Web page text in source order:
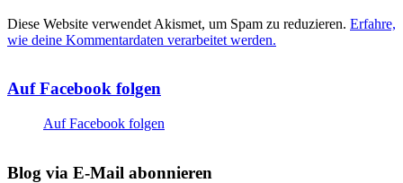
Diese Website verwendet Akismet, um Spam zu reduzieren. Erfahre,
wie deine Kommentardaten verarbeitet werden.
Auf Facebook folgen
Auf Facebook folgen
Blog via E-Mail abonnieren